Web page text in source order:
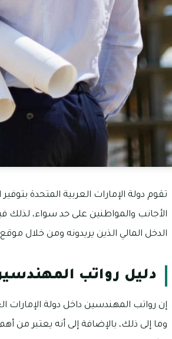
تقوم دولة الإمارات العربية المتحدة
الأجانب والمواطنين على حد سواء،
الدخل المالي الذين يريدونه ومن خلال موقع
دليل رواتب
إن رواتب المهندسين داخل دولة الإمارات
وما إلى ذلك، بالإضافة إلى أنه يعتبر